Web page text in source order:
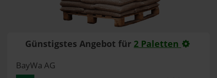
Günstigstes Angebot für 2 Paletten
BayWa AG